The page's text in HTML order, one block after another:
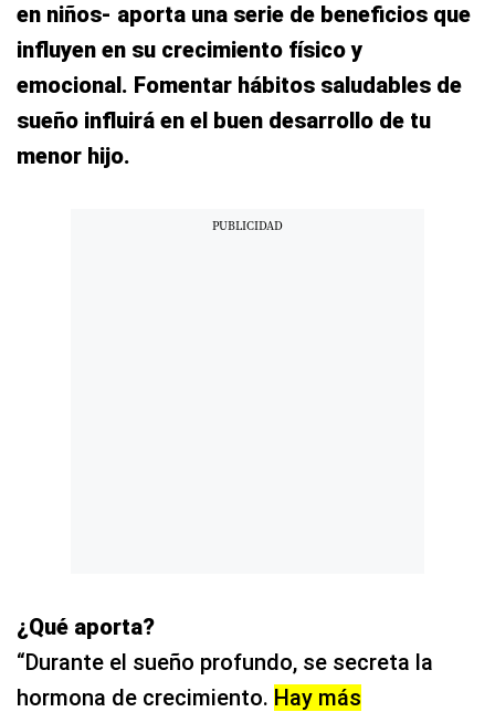
en niños- aporta una serie de beneficios que
influyen en su crecimiento físico y
emocional. Fomentar hábitos saludables de
sueño influirá en el buen desarrollo de tu
menor hijo.
¿Qué aporta?
“Durante el sueño profundo, se secreta la
hormona de crecimiento. Hay más